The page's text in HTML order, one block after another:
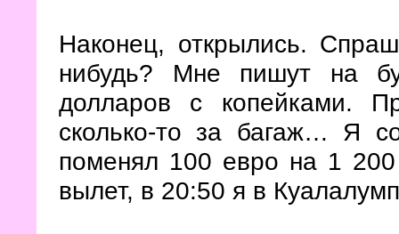
Наконец, открылись.
нибудь? Мне пишут на
долларов с копейками.
сколько-то за багаж… Я
поменял 100 евро на 1
вылет, в 20:50 я в